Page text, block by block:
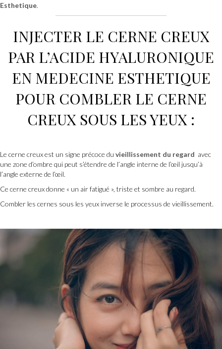
Esthetique.
INJECTER LE CERNE CREUX
PAR L’ACIDE HYALURONIQUE
EN MEDECINE ESTHETIQUE
POUR COMBLER LE CERNE
CREUX SOUS LES YEUX :
Le cerne creux est un signe précoce du vieillissement du regard avec
une zone d’ombre qui peut s’étendre de l’angle interne de l’œil jusqu’à
l’angle externe de l’œil.
Ce cerne creux donne « un air fatigué », triste et sombre au regard.
Combler les cernes sous les yeux inverse le processus de vieillissement.